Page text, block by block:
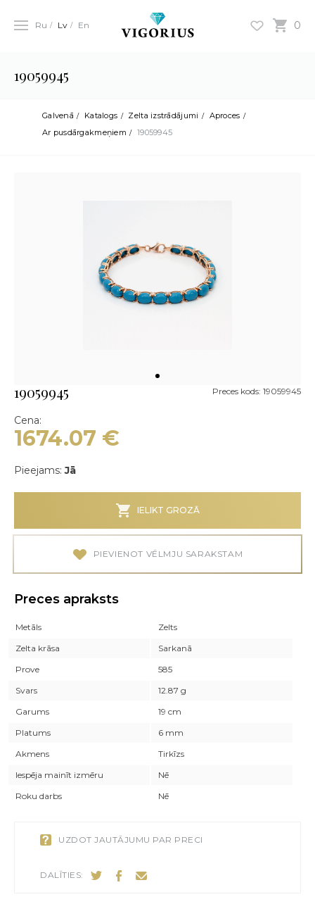
0
Ru Lv En
19059945
Galvenā Katalogs Zelta izstrādājumi
Aproces
Ar pusdārgakmeņiem
19059945
19059945 Preces kods: 19059945
Cena:
1674.07 €
Pieejams:Jā
IELIKT GROZĀ
PIEVIENOT VĒLMJU SARAKSTAM
Preces apraksts
Metāls
Zelts
Zelta krāsa
Sarkanā
Prove
585
Svars
12.87 g
Garums
19 cm
Platums
6 mm
Akmens
Tirkīzs
Iespēja mainīt izmēru
Nē
Roku darbs
Nē
UZDOT JAUTĀJUMU PAR PRECI
DALĪTIES: